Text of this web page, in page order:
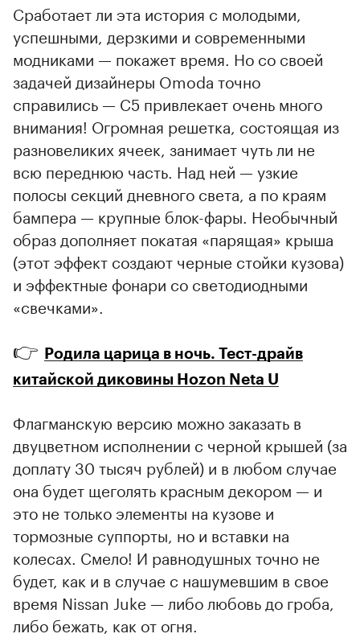
Сработает ли эта история с молодыми,
успешными, дерзкими и современными
модниками — покажет время. Но со своей
задачей дизайнеры Omoda точно
справились — C5 привлекает очень много
внимания! Огромная решетка, состоящая из
разновеликих ячеек, занимает чуть ли не
всю переднюю часть. Над ней — узкие
полосы секций дневного света, а по краям
бампера — крупные блок-фары. Необычный
образ дополняет покатая «парящая» крыша
(этот эффект создают черные стойки кузова)
и эффектные фонари со светодиодными
«свечками».
👉
Родила царица в ночь. Тест-драйв
китайской диковины Hozon Neta U
Флагманскую версию можно заказать в
двуцветном исполнении с черной крышей (за
доплату 30 тысяч рублей) и в любом случае
она будет щеголять красным декором — и
это не только элементы на кузове и
тормозные суппорты, но и вставки на
колесах. Смело! И равнодушных точно не
будет, как и в случае с нашумевшим в свое
время Nissan Juke — либо любовь до гроба,
либо бежать, как от огня.